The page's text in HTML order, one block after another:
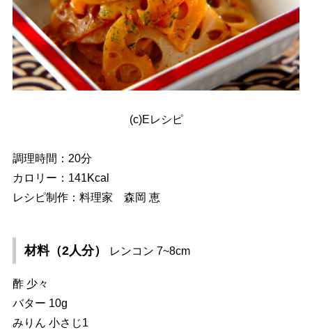
(c)Eレシピ
調理時間：20分
カロリー：141Kcal
レシピ制作：料理家 森岡 恵
材料（2人分） レンコン 7~8cm
酢 少々
バター 10g
みりん 小さじ1